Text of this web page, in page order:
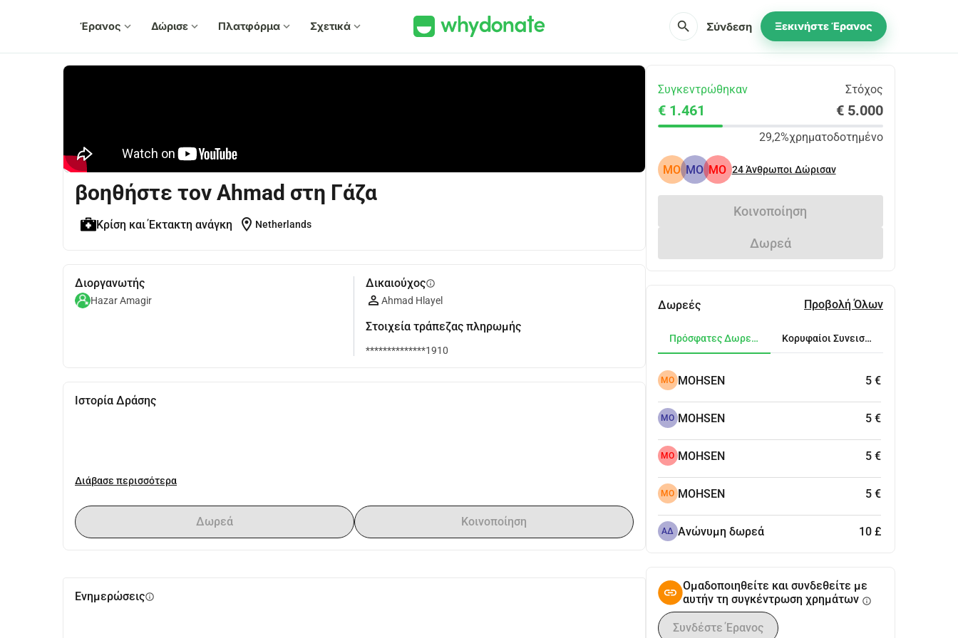
Έρανος expand_more Δώρισε expand_more Πλατφόρμα expand_more Σχετικά expand_more search Σύνδεση Ξεκινήστε Έρανος
βοηθήστε τον Ahmad στη Γάζα
Κρίση και Έκτακτη ανάγκη location_on Netherlands
Διοργανωτής
Hazar Amagir
Δικαιούχοςinfo
Ahmad Hlayel
Στοιχεία τράπεζας πληρωμής
**************1910
Ιστορία Δράσης
Διάβασε περισσότερα
Δωρεά Κοινοποίηση
Ενημερώσειςinfo
Συγκεντρώθηκαν Στόχος
€ 1.461 € 5.000
29,2%χρηματοδοτημένο
MO MO MO 24Άνθρωποι Δώρισαν
Κοινοποίηση
Δωρεά
Δωρεές Προβολή Όλων
Πρόσφατες Δωρεές Κορυφαίοι Συνεισφέροντες
MO MOHSEN 5 €
MO MOHSEN 5 €
MO MOHSEN 5 €
MO MOHSEN 5 €
ΑΔ Ανώνυμη δωρεά 10 £
Ομαδοποιηθείτε και συνδεθείτε με
αυτήν τη συγκέντρωση χρημάτων info
Συνδέστε Έρανος